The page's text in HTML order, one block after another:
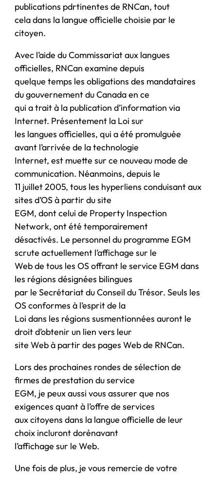
publications pdrtinentes de RNCan, tout
cela dans la langue officielle choisie par le
citoyen.
Avec l’aide du Commissariat aux langues
officielles, RNCan examine depuis
quelque temps les obligations des mandataires
du gouvernement du Canada en ce
qui a trait à la publication d’information via
Internet. Présentement la Loi sur
les langues officielles, qui a été promulguée
avant l’arrivée de la technologie
Internet, est muette sur ce nouveau mode de
communication. Néanmoins, depuis le
11 juillet 2005, tous les hyperliens conduisant aux
sites d’OS à partir du site
EGM, dont celui de Property Inspection
Network, ont été temporairement
désactivés. Le personnel du programme EGM
scrute actuellement l’affichage sur le
Web de tous les OS offrant le service EGM dans
les régions désignées bilingues
par le Secrétariat du Conseil du Trésor. Seuls les
OS conformes à l’esprit de la
Loi dans les régions susmentionnées auront le
droit d’obtenir un lien vers leur
site Web à partir des pages Web de RNCan.
Lors des prochaines rondes de sélection de
firmes de prestation du service
EGM, je peux aussi vous assurer que nos
exigences quant à l’offre de services
aux citoyens dans la langue officielle de leur
choix incluront dorénavant
l’affichage sur le Web.
Une fois de plus, je vous remercie de votre